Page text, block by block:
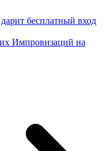
бесплатный вход
Импровизаций на